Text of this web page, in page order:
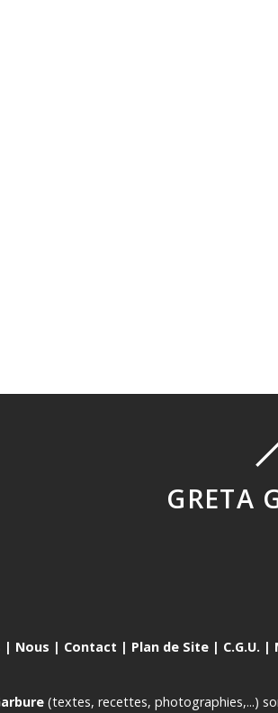
GRETA
| Nous | Contact | Plan de Site | C.G.U. |
(textes, recettes, photographies,...)